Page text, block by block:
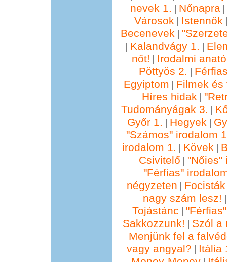
nevek 1. | Nőnapra|
Városok | Istennők
Becenevek |
| Kalandvágy 1. |
nőt! | Irodalmi
Pöttyös 2. |
Egyiptom | Filmek és
Híres hidak |
Tudományágak 3. |
Győr 1. | Hegyek |
"Számos" irodalom
irodalom 1. | Kövek |
Csivitelő | "Nőies"
"Férfias"
négyzeten | Focisták
nagy szám lesz!
Tojástánc |
Sakkozzunk! | Szól a
Menjünk fel a
vagy angyal? | Itália